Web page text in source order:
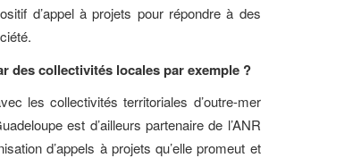
d’appel à projets pour répondre à des
des collectivités locales par exemple ?
les collectivités territoriales d’outre-mer
est d’ailleurs partenaire de l’ANR
d’appels à projets qu’elle promeut et